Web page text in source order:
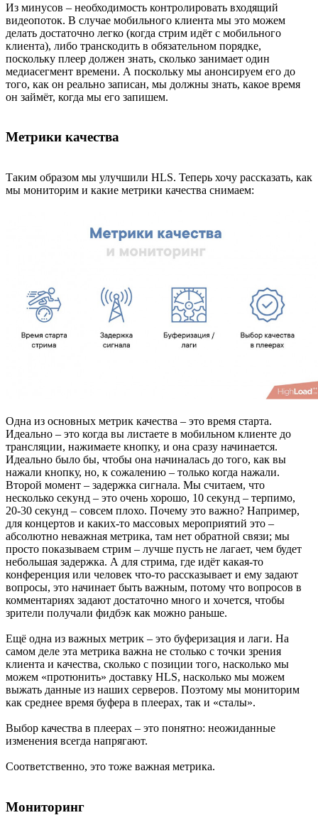
Из минусов – необходимость контролировать входящий
видеопоток. В случае мобильного клиента мы это можем
делать достаточно легко (когда стрим идёт с мобильного
клиента), либо транскодить в обязательном порядке,
поскольку плеер должен знать, сколько занимает один
медиасегмент времени. А поскольку мы анонсируем его до
того, как он реально записан, мы должны знать, какое время
он займёт, когда мы его запишем.
Метрики качества
Таким образом мы улучшили HLS. Теперь хочу рассказать, как
мы мониторим и какие метрики качества снимаем:
Одна из основных метрик качества – это время старта.
Идеально – это когда вы листаете в мобильном клиенте до
трансляции, нажимаете кнопку, и она сразу начинается.
Идеально было бы, чтобы она начиналась до того, как вы
нажали кнопку, но, к сожалению – только когда нажали.
Второй момент – задержка сигнала. Мы считаем, что
несколько секунд – это очень хорошо, 10 секунд – терпимо,
20-30 секунд – совсем плохо. Почему это важно? Например,
для концертов и каких-то массовых мероприятий это –
абсолютно неважная метрика, там нет обратной связи; мы
просто показываем стрим – лучше пусть не лагает, чем будет
небольшая задержка. А для стрима, где идёт какая-то
конференция или человек что-то рассказывает и ему задают
вопросы, это начинает быть важным, потому что вопросов в
комментариях задают достаточно много и хочется, чтобы
зрители получали фидбэк как можно раньше.
Ещё одна из важных метрик – это буферизация и лаги. На
самом деле эта метрика важна не столько с точки зрения
клиента и качества, сколько с позиции того, насколько мы
можем «протюнить» доставку HLS, насколько мы можем
выжать данные из наших серверов. Поэтому мы мониторим
как среднее время буфера в плеерах, так и «сталы».
Выбор качества в плеерах – это понятно: неожиданные
изменения всегда напрягают.
Соответственно, это тоже важная метрика.
Мониторинг